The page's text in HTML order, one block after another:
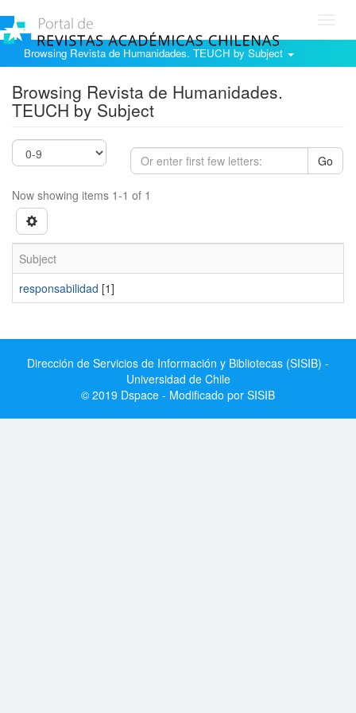
Browsing Revista de Humanidades. TEUCH by Subject
Browsing Revista de Humanidades.
TEUCH by Subject
Go
Now showing items 1-1 of 1
Subject
responsabilidad [1]
Dirección de Servicios de Información y Bibliotecas (SISIB) -
Universidad de Chile
© 2019 Dspace - Modificado por SISIB